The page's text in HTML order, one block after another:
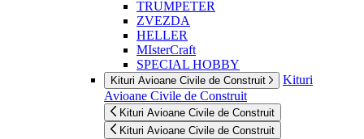
TRUMPETER
ZVEZDA
HELLER
MIsterCraft
SPECIAL HOBBY
Kituri Avioane Civile de Construit
Kituri
Avioane Civile de Construit
Kituri Avioane Civile de Construit
Kituri Avioane Civile de Construit